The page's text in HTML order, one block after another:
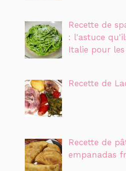
Recette de
: l'astuce
Italie pour
Recette de
Recette de
empanadas